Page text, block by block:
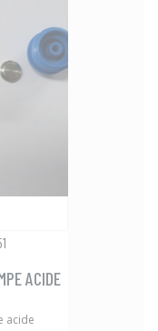
ACIDE
acide